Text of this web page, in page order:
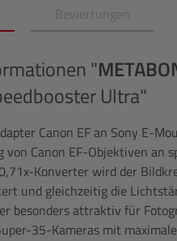
Bewertungen
"
Ultra"
Canon EF an Sony E-
Canon EF-Objektiven an
Konverter wird der
und gleichzeitig die
besonders attraktiv für
35-Kameras mit